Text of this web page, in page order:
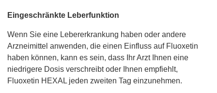
Eingeschränkte Leberfunktion
Wenn Sie eine Lebererkrankung haben oder andere
Arzneimittel anwenden, die einen Einfluss auf Fluoxetin
haben können, kann es sein, dass Ihr Arzt Ihnen eine
niedrigere Dosis verschreibt oder Ihnen empfiehlt,
Fluoxetin HEXAL jeden zweiten Tag einzunehmen.